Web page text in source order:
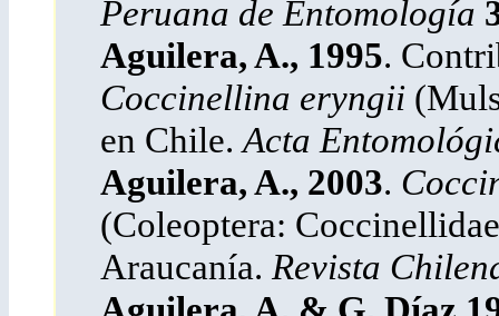
Peruana de Entomología
Aguilera, A., 1995.
Coccinellina eryngii
en Chile.Acta
Aguilera, A., 2003.
(Coleoptera:
Araucanía. Revista